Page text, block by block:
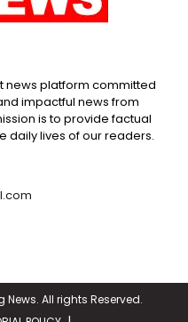
news platform committed
impactful news from
is to provide factual
daily lives of our readers.
All rights Reserved.